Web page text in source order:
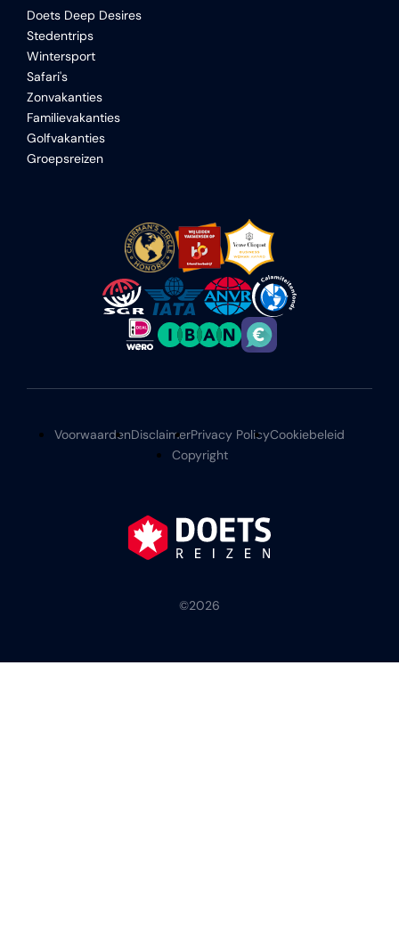
Doets Deep Desires
Stedentrips
Wintersport
Safari's
Zonvakanties
Familievakanties
Golfvakanties
Groepsreizen
VoorwaardenDisclaimerPrivacy PolicyCookiebeleid
Copyright
©2026